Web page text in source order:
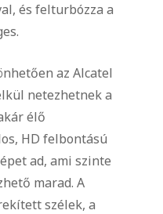
és felturbózza a
az Alcatel
netezhetnek a
élő
HD felbontású
ad, ami szinte
marad. A
szélek, a